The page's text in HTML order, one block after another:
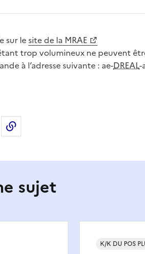
sur lesite de la MRAE
trop volumineux ne peuvent
à l’adresse suivante : ae-DREAL-
LinkedInpar email
sujet
K/K DU POS